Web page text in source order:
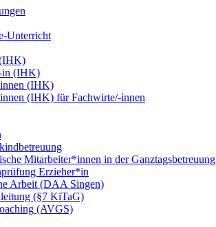
Unterricht
in (IHK)
(IHK)
(IHK) für Fachwirte/-innen
Mitarbeiter*innen in der Ganztagsbetreuung
Erzieher*in
Arbeit (DAA Singen)
(§7 KiTaG)
(AVGS)